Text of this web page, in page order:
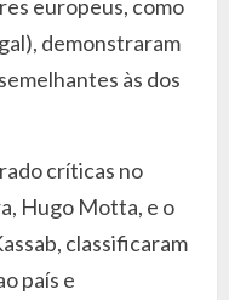
europeus, como
demonstraram
às dos
críticas no
Hugo Motta, e o
classificaram
país e